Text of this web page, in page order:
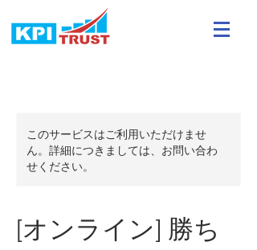
このサービスはご利用いただけませ
ん。詳細につきましては、お問い合わ
せください。
[オンライン] 勝ち